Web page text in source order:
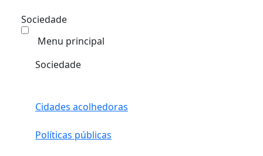
Sociedade
Menu principal
Sociedade
Cidades acolhedoras
Políticas públicas